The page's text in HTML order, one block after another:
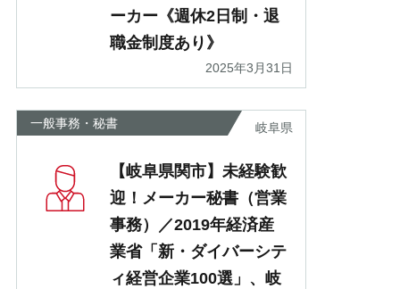
ーカー《週休2日制・退
職金制度あり》
2025年3月31日
一般事務・秘書 岐阜県
【岐阜県関市】未経験歓
迎！メーカー秘書（営業
事務）／2019年経済産
業省「新・ダイバーシテ
ィ経営企業100選」、岐